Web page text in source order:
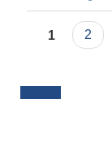
Pages
1 2